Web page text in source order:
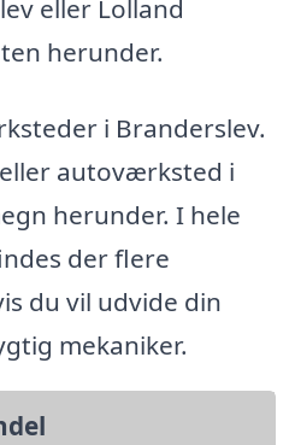
eller Lolland
herunder.
i Branderslev.
autoværksted i
herunder. I hele
der flere
du vil udvide din
mekaniker.